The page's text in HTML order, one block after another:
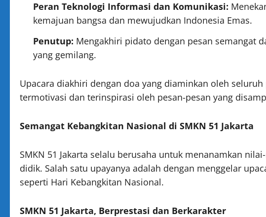
Peran Teknologi Informasi dan Komunikasi:
kemajuan bangsa dan mewujudkan Indonesia Emas.
Penutup: Mengakhiri pidato dengan pesan semangat
yang gemilang.
Upacara diakhiri dengan doa yang diaminkan oleh
termotivasi dan terinspirasi oleh pesan-pesan yang
Semangat Kebangkitan Nasional di SMKN 51 Jakarta
SMKN 51 Jakarta selalu berusaha untuk menanamkan
didik. Salah satu upayanya adalah dengan menggelar
seperti Hari Kebangkitan Nasional.
SMKN 51 Jakarta, Berprestasi dan Berkarakter